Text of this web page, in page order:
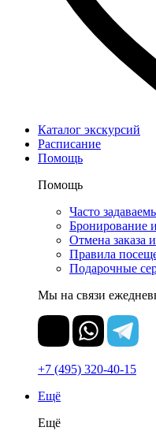
Каталог экскурсий
Расписание
Помощь
Помощь
Часто
Бронирование
Отмена заказа
Правила
Подарочные
Мы на связи
+7 (495) 320-40-15
Ещё
Ещё